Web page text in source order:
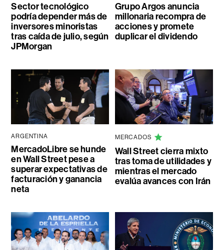
Sector tecnológico
podría depender más de
inversores minoristas
tras caída de julio, según
JPMorgan
Grupo Argos anuncia
millonaria recompra de
acciones y promete
duplicar el dividendo
ARGENTINA
MercadoLibre se hunde
en Wall Street pese a
superar expectativas de
facturación y ganancia
neta
MERCADOS
Wall Street cierra mixto
tras toma de utilidades y
mientras el mercado
evalúa avances con Irán